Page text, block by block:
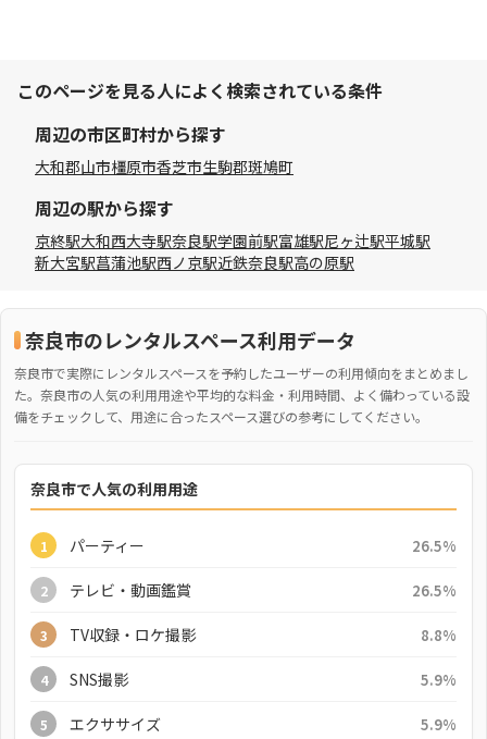
このページを見る人によく検索されている条件
周辺の市区町村から探す
大和郡山市橿原市香芝市生駒郡斑鳩町
周辺の駅から探す
京終駅大和西大寺駅奈良駅学園前駅富雄駅尼ヶ辻駅平城駅
新大宮駅菖蒲池駅西ノ京駅近鉄奈良駅高の原駅
奈良市のレンタルスペース利用データ
奈良市で実際にレンタルスペースを予約したユーザーの利用傾向をまとめまし
た。奈良市の人気の利用用途や平均的な料金・利用時間、よく備わっている設
備をチェックして、用途に合ったスペース選びの参考にしてください。
奈良市で人気の利用用途
1 パーティー 26.5%
2 テレビ・動画鑑賞 26.5%
3 TV収録・ロケ撮影 8.8%
4 SNS撮影 5.9%
5 エクササイズ 5.9%